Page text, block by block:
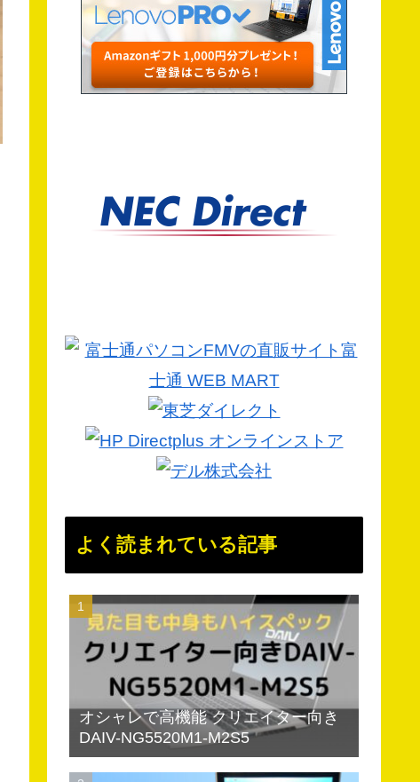
よく読まれている記事
オシャレで高機能 クリエイター向き
DAIV-NG5520M1-M2S5